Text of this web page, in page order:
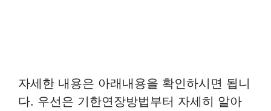
자세한 내용은 아래내용을 확인하시면 됩니
다. 우선은 기한연장방법부터 자세히 알아